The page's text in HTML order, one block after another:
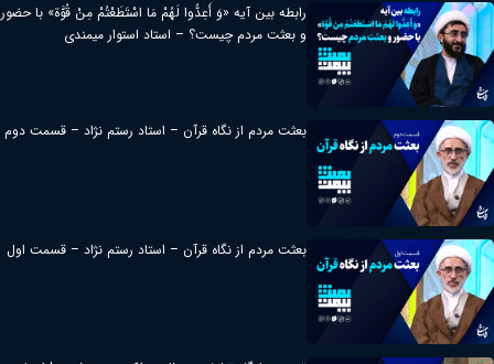
رابطه بین آیه «وَ أَعِدُّوا لَهُمْ مَا اسْتَطَعْتُمْ مِنْ قُوَّة» با حضور
و بعثت مردم چیست؟ – استاد استوار میمندی
بعثت مردم از نگاه قرآن – استاد رستم نژاد – قسمت دوم
بعثت مردم از نگاه قرآن – استاد رستم نژاد – قسمت اول